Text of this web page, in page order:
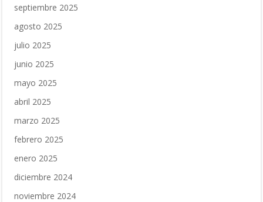
septiembre 2025
agosto 2025
julio 2025
junio 2025
mayo 2025
abril 2025
marzo 2025
febrero 2025
enero 2025
diciembre 2024
noviembre 2024